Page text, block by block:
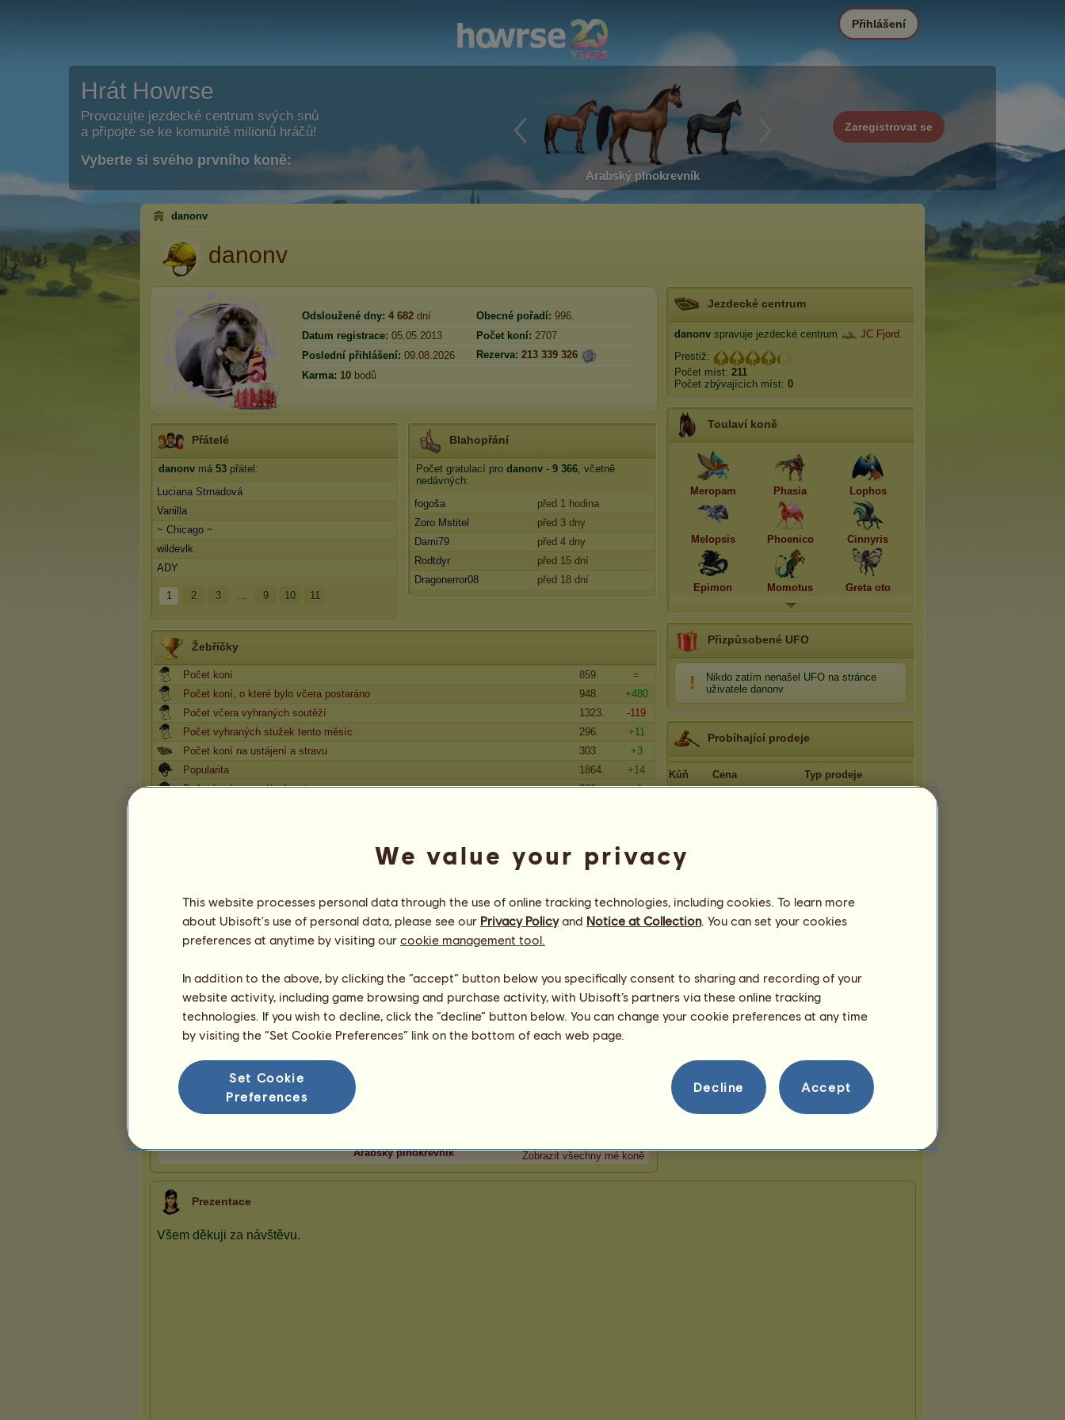
Hrát Howrse
Provozujte jezdecké centrum svých snů
a připojte se ke komunitě milionů hráčů!
Vyberte si svého prvního koně:
Arabský plnokrevník
Zaregistrovat se
Přihlášení
danonv
danonv
Odsloužené dny: 4 682 dní Obecné pořadí: 996.
Datum registrace: 05.05.2013 Počet koní: 2707
Poslední přihlášení: 09.08.2026 Rezerva: 213 339 326
Karma: 10 bodů
Přátelé
danonv má 53 přátel:
Luciana Strnadová
Vanilla
~ Chicago ~
wildevlk
ADY
1 2 3 ... 9 10 11
Blahopřání
Počet gratulací pro danonv - 9 366, včetně
nedávných:
fogoša
před 1 hodina
Zoro Mstitel
před 3 dny
Dami79
před 4 dny
Rodtdyr
před 15 dní
Dragonerror08
před 18 dní
Žebříčky
Počet koní 859.
=
Počet koní, o které bylo včera postaráno
948.
+480
Počet včera vyhraných soutěží
1323.
-119
Počet vyhraných stužek tento měsíc
296.
+11
Počet koní na ustájení a stravu
303.
+3
Popularita
1864.
+14
Počet koní na ustájení a stravu
226.
+1
996.
=
Trofeje
15 31 86 186
Arabský plnokrevník Zobrazit všechny mé koně
Jezdecké centrum
danonv spravuje jezdecké centrum JC Fjord.
Prestiž:
Počet míst: 211
Počet zbývajících míst: 0
Toulaví koně
Meropam Phasia Lophos
Melopsis Phoenico Cinnyris
Epimon Momotus Greta oto
Přizpůsobené UFO
Nikdo zatím nenašel UFO na stránce
uživatele danonv
Probíhající prodeje
Kůň Cena
Typ prodeje
Prezentace
We value your privacy
This website processes personal data through the use of online tracking technologies, including cookies. To learn more
about Ubisoft's use of personal data, please see our Privacy Policyand Notice at Collection. You can set your cookies
preferences at anytime by visiting our cookie management tool.
In addition to the above, by clicking the “accept” button below you specifically consent to sharing and recording of your
website activity, including game browsing and purchase activity, with Ubisoft’s partners via these online tracking
technologies. If you wish to decline, click the “decline” button below. You can change your cookie preferences at any time
by visiting the “Set Cookie Preferences” link on the bottom of each web page.
Set Cookie
Preferences
Decline Accept